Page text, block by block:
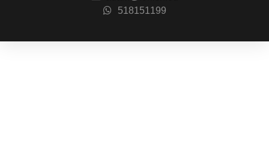
518151199